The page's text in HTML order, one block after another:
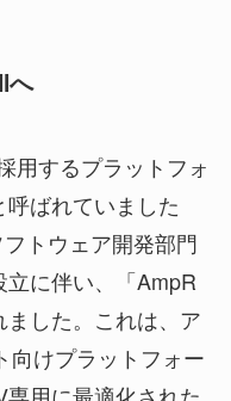
へ
用するプラットフォ
ばれていました
トウェア開発部門
立に伴い、「AmpR
した。これは、ア
向けプラットフォー
用に最適化された